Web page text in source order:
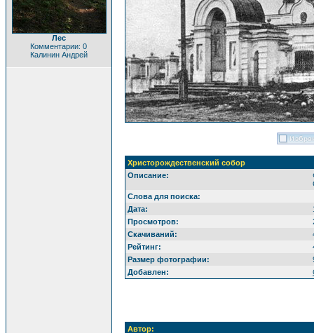
Лес
Комментарии: 0
Калинин Андрей
Христорождественский собор
Описание:
Слова для поиска:
Дата:
Просмотров:
Скачиваний:
Рейтинг:
Размер фотографии:
Добавлен:
Автор: